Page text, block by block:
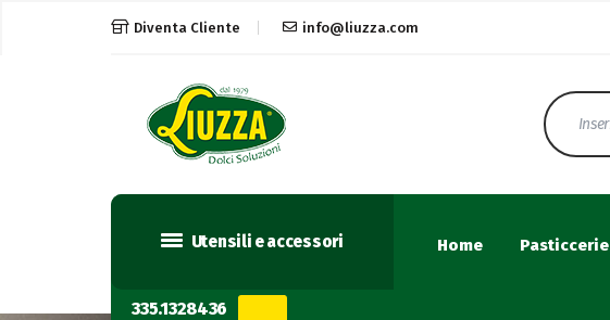
Diventa Cliente info@liuzza.com
Utensili e accessori Home Pasticcerie
335.1328436